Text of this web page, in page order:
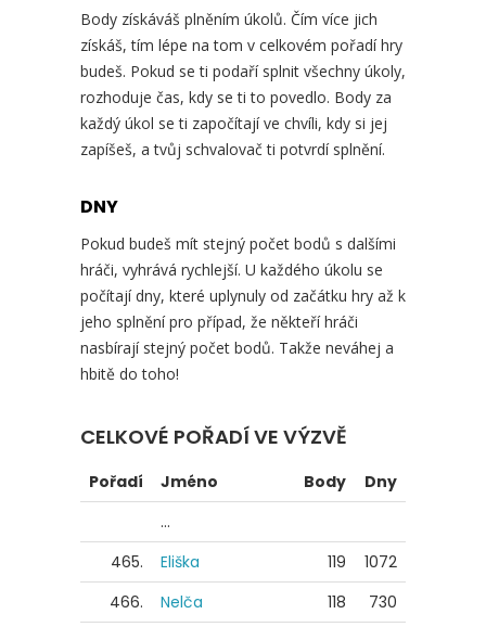
Body získáváš plněním úkolů. Čím více jich
získáš, tím lépe na tom v celkovém pořadí hry
budeš. Pokud se ti podaří splnit všechny úkoly,
rozhoduje čas, kdy se ti to povedlo. Body za
každý úkol se ti započítají ve chvíli, kdy si jej
zapíšeš, a tvůj schvalovač ti potvrdí splnění.
DNY
Pokud budeš mít stejný počet bodů s dalšími
hráči, vyhrává rychlejší. U každého úkolu se
počítají dny, které uplynuly od začátku hry až k
jeho splnění pro případ, že někteří hráči
nasbírají stejný počet bodů. Takže neváhej a
hbitě do toho!
CELKOVÉ POŘADÍ VE VÝZVĚ
Pořadí Jméno Body
Dny
...
465.
Eliška 119
1072
466.
Nelča 118 730